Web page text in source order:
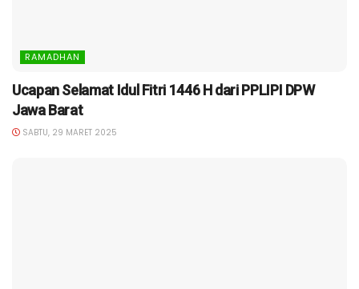
RAMADHAN
Ucapan Selamat Idul Fitri 1446 H dari PPLIPI DPW
Jawa Barat
SABTU, 29 MARET 2025